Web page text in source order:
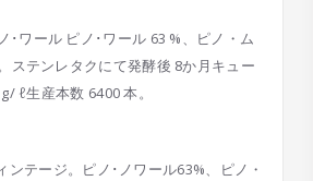
･ワール ピノ･ワール 63 %、ピノ・ム
ステンレタクにて発酵後 8か月キュー
ℓ生産本数 6400 本。
ンテージ。ピノ･ノワール63%、ピノ・